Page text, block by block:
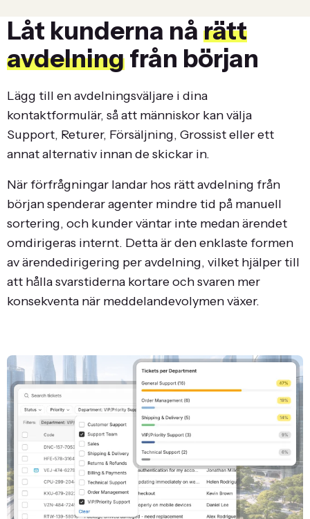
Låt kunderna nå rätt
avdelningfrån början
Lägg till en avdelningsväljare i dina
kontaktformulär, så att människor kan välja
Support, Returer, Försäljning, Grossist eller ett
annat alternativ innan de skickar in.
När förfrågningar landar hos rätt avdelning från
början spenderar agenter mindre tid på manuell
sortering, och kunder väntar inte medan ärendet
omdirigeras internt. Detta är den enklaste formen
av ärendedirigering per avdelning, vilket hjälper till
att hålla svarstiderna kortare och svaren mer
konsekventa när meddelandevolymen växer.